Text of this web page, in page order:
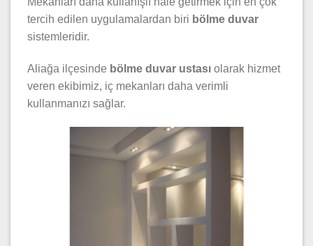
tercih edilen uygulamalardan biri bölme duvar
sistemleridir.
Aliağa ilçesinde bölme duvar ustası olarak hizmet
veren ekibimiz, iç mekanları daha verimli
kullanmanızı sağlar.